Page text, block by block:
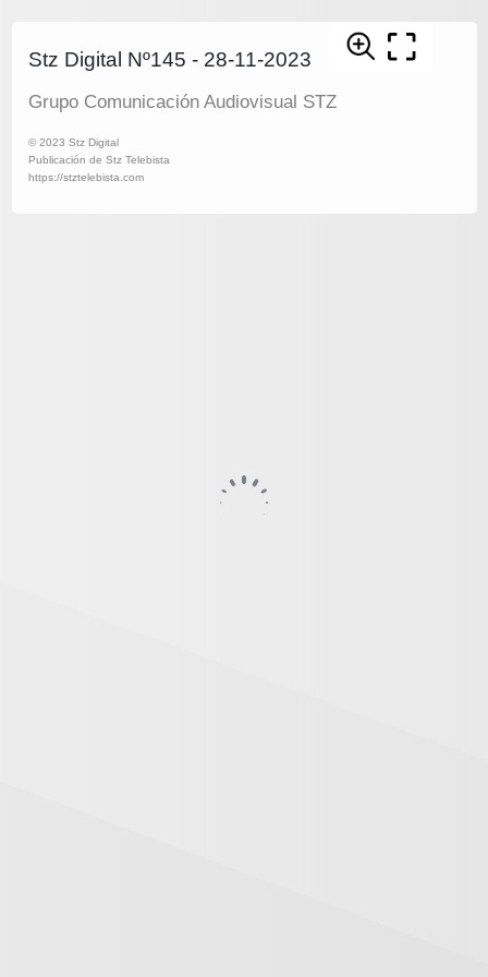
Stz Digital Nº145 - 28-11-2023
Grupo Comunicación Audiovisual STZ
© 2023 Stz Digital
Publicación de Stz Telebista
https://stztelebista.com